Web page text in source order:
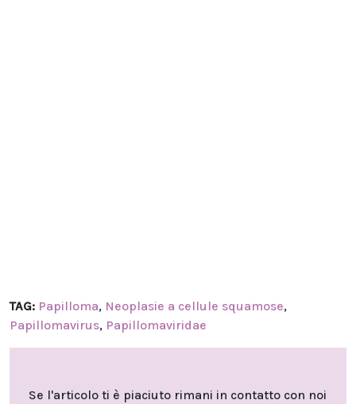
TAG: Papilloma, Neoplasie a cellule squamose,
Papillomavirus, Papillomaviridae
Se l'articolo ti è piaciuto rimani in contatto con noi